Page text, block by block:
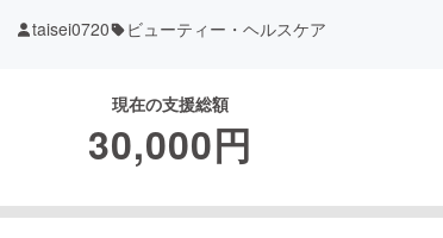
taisei0720 ビューティー・ヘルスケア
現在の支援総額
30,000円